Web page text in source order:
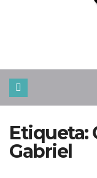
Etiqueta:
Gabriel